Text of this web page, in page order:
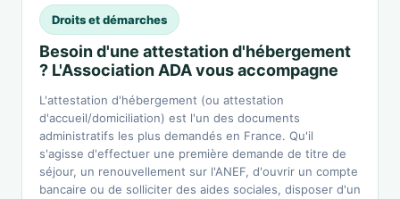
Droits et démarches
Besoin d'une attestation d'hébergement
? L'Association ADA vous accompagne
L'attestation d'hébergement (ou attestation
d'accueil/domiciliation) est l'un des documents
administratifs les plus demandés en France. Qu'il
s'agisse d'effectuer une première demande de titre de
séjour, un renouvellement sur l'ANEF, d'ouvrir un compte
bancaire ou de solliciter des aides sociales, disposer d'un